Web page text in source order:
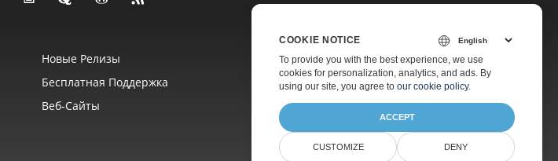
Новые Релизы
Цены
Бесплатная Поддержка
Платная Поддержка
Веб‑сайты О Компании
COOKIE NOTICE
To provide you with the best experience, we use
cookies for personalization, analytics, and ads. By
using our site, you agree to our cookie policy.
ACCEPT
CUSTOMIZE DENY